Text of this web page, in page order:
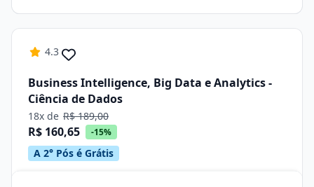
4.3
Business Intelligence, Big Data e Analytics -
Ciência de Dados
18x de R$ 189,00
R$ 160,65 -15%
A 2° Pós é Grátis